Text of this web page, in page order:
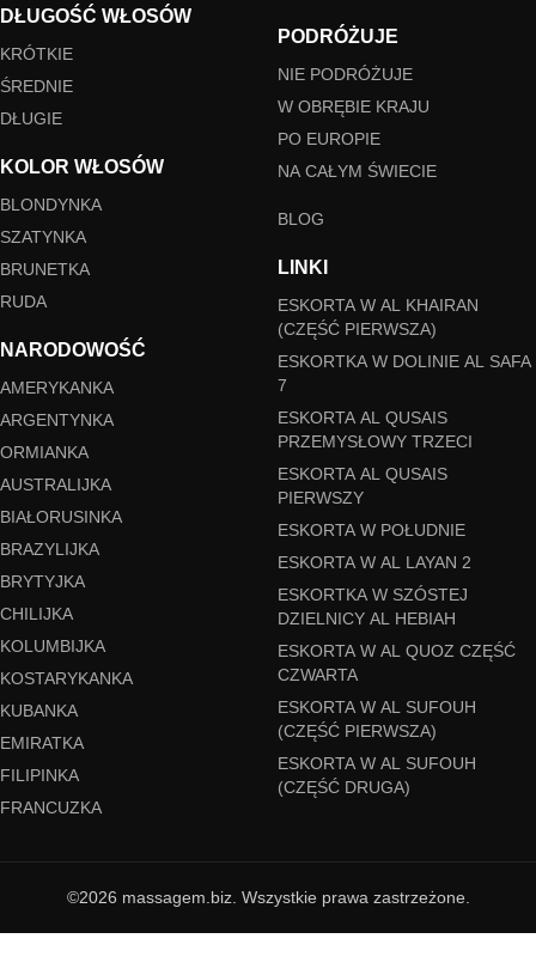
DŁUGOŚĆ WŁOSÓW
KRÓTKIE
ŚREDNIE
DŁUGIE
KOLOR WŁOSÓW
BLONDYNKA
SZATYNKA
BRUNETKA
RUDA
NARODOWOŚĆ
AMERYKANKA
ARGENTYNKA
ORMIANKA
AUSTRALIJKA
BIAŁORUSINKA
BRAZYLIJKA
BRYTYJKA
CHILIJKA
KOLUMBIJKA
KOSTARYKANKA
KUBANKA
EMIRATKA
FILIPINKA
FRANCUZKA
PODRÓŻUJE
NIE PODRÓŻUJE
W OBRĘBIE KRAJU
PO EUROPIE
NA CAŁYM ŚWIECIE
BLOG
LINKI
ESKORTA W AL KHAIRAN
(CZĘŚĆ PIERWSZA)
ESKORTKA W DOLINIE AL SAFA
7
ESKORTA AL QUSAIS
PRZEMYSŁOWY TRZECI
ESKORTA AL QUSAIS
PIERWSZY
ESKORTA W POŁUDNIE
ESKORTA W AL LAYAN 2
ESKORTKA W SZÓSTEJ
DZIELNICY AL HEBIAH
ESKORTA W AL QUOZ CZĘŚĆ
CZWARTA
ESKORTA W AL SUFOUH
(CZĘŚĆ PIERWSZA)
ESKORTA W AL SUFOUH
(CZĘŚĆ DRUGA)
©2026 massagem.biz. Wszystkie prawa zastrzeżone.